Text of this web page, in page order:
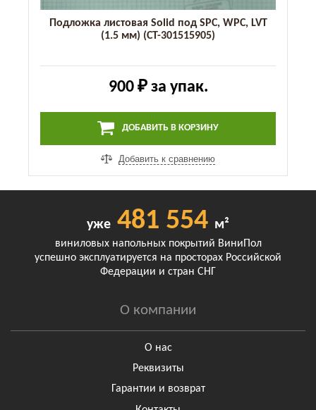
Подложка листовая Solid под SPC, WPC, LVT
(1.5 мм) (СТ-301515905)
900 ₽за упак.
ДОБАВИТЬ В КОРЗИНУ
Добавить к сравнению
уже 481 554 м²
виниловых напольных покрытий ВиниПол
успешно эксплуатируется на просторах Российской
Федерации и стран СНГ
О компании
О нас
Реквизиты
Гарантии и возврат